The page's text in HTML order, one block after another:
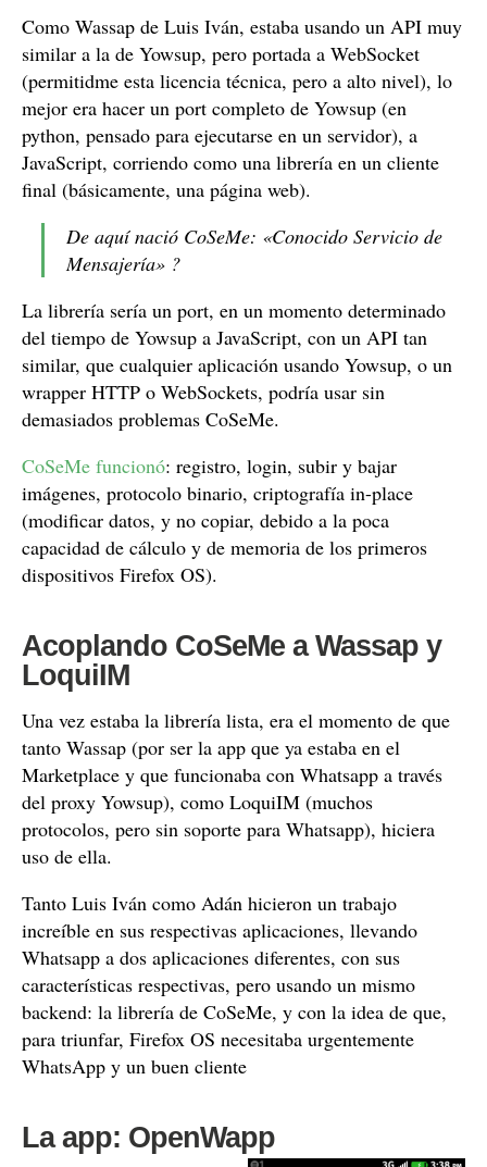
Como Wassap de Luis Iván, estaba usando un API muy
similar a la de Yowsup, pero portada a WebSocket
(permitidme esta licencia técnica, pero a alto nivel), lo
mejor era hacer un port completo de Yowsup (en
python, pensado para ejecutarse en un servidor), a
JavaScript, corriendo como una librería en un cliente
final (básicamente, una página web).
De aquí nació CoSeMe: «Conocido Servicio de
Mensajería» ?
La librería sería un port, en un momento determinado
del tiempo de Yowsup a JavaScript, con un API tan
similar, que cualquier aplicación usando Yowsup, o un
wrapper HTTP o WebSockets, podría usar sin
demasiados problemas CoSeMe.
CoSeMe funcionó: registro, login, subir y bajar
imágenes, protocolo binario, criptografía in-place
(modificar datos, y no copiar, debido a la poca
capacidad de cálculo y de memoria de los primeros
dispositivos Firefox OS).
Acoplando CoSeMe a Wassap y
LoquiIM
Una vez estaba la librería lista, era el momento de que
tanto Wassap (por ser la app que ya estaba en el
Marketplace y que funcionaba con Whatsapp a través
del proxy Yowsup), como LoquiIM (muchos
protocolos, pero sin soporte para Whatsapp), hiciera
uso de ella.
Tanto Luis Iván como Adán hicieron un trabajo
increíble en sus respectivas aplicaciones, llevando
Whatsapp a dos aplicaciones diferentes, con sus
características respectivas, pero usando un mismo
backend: la librería de CoSeMe, y con la idea de que,
para triunfar, Firefox OS necesitaba urgentemente
WhatsApp y un buen cliente
La app: OpenWapp